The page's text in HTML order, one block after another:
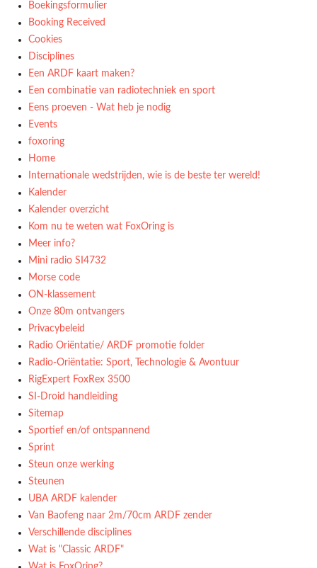
Boekingsformulier
Booking Received
Cookies
Disciplines
Een ARDF kaart maken?
Een combinatie van radiotechniek en sport
Eens proeven - Wat heb je nodig
Events
foxoring
Home
Internationale wedstrijden, wie is de beste ter wereld!
Kalender
Kalender overzicht
Kom nu te weten wat FoxOring is
Meer info?
Mini radio SI4732
Morse code
ON-klassement
Onze 80m ontvangers
Privacybeleid
Radio Oriëntatie/ ARDF promotie folder
Radio‑Oriëntatie: Sport, Technologie & Avontuur
RigExpert FoxRex 3500
SI-Droid handleiding
Sitemap
Sportief en/of ontspannend
Sprint
Steun onze werking
Steunen
UBA ARDF kalender
Van Baofeng naar 2m/70cm ARDF zender
Verschillende disciplines
Wat is "Classic ARDF"